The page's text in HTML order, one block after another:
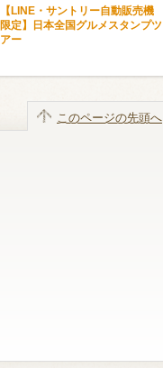
【LINE・サントリー自動販売機
限定】日本全国グルメスタンプツ
アー
このページの先頭へ